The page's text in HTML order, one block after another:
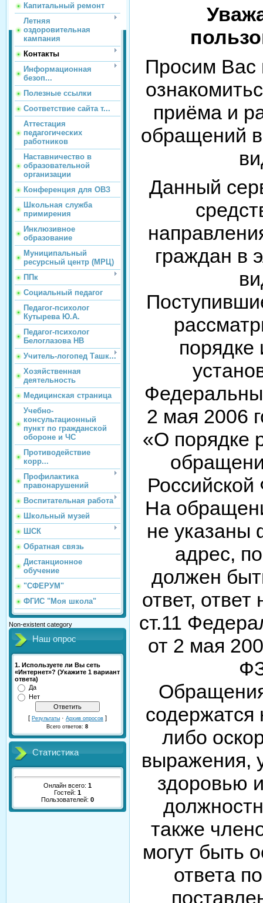
Капитальный ремонт
Летняя
оздоровительная
кампания
Контакты
Информационная
безоп...
Полезные ссылки
Соответствие сайта т...
Аттестация
педагогических
работников
Наставничество в
образовательной
организации
Конференция для ОВЗ
Школьная служба
примирения
Инклюзивное
образование
Муниципальный
ресурсный центр (МРЦ)
ППк
Социальный педагог
Педагог-психолог
Кутырева Ю.А.
Педагог-психолог
Белоглазова НВ
Учитель-логопед Ташк...
Хозяйственная
деятельность
Медицинская страница
Учебно-
консультационный
пункт по гражданской
обороне и ЧС
Противодействие
корр...
Профилактика
правонарушений
Воспитательная работа
Школьный музей
ШСК
Обратная связь
Дистанционное
обучение
"СФЕРУМ"
ФГИС "Моя школа"
Non-existent category
Наш опрос
1. Используете ли Вы сеть
«Интернет»? (Укажите 1 вариант
ответа)
Да
Нет
[ Результаты · Архив опросов ]
Всего ответов:8
Статистика
Онлайн всего: 1
Гостей: 1
Пользователей: 0
Просим Вас
приёма и
обращений
Данный
граждан в
порядке
2 мая 2006
«О порядке
На
не указаны
адрес,
должен
ответ, ответ
ст.11
от 2 мая
содержатся
либо
выражения,
здоровью
также
могут быть
ответа